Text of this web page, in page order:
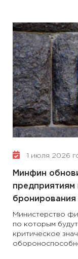
1 июля 2026
Минфин
предприятиям
бронирования
Министерство
по которым
критическое